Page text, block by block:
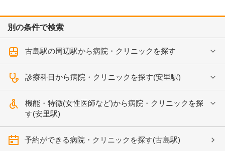
別の条件で検索
古島駅の周辺駅から病院・クリニックを探す
診療科目から病院・クリニックを探す(安里駅)
機能・特徴(女性医師など)から病院・クリニックを探
す(安里駅)
予約ができる病院・クリニックを探す(古島駅)